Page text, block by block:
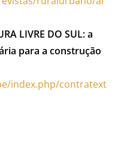
LIVRE DO SUL: a
para a construção
index.php/contratext